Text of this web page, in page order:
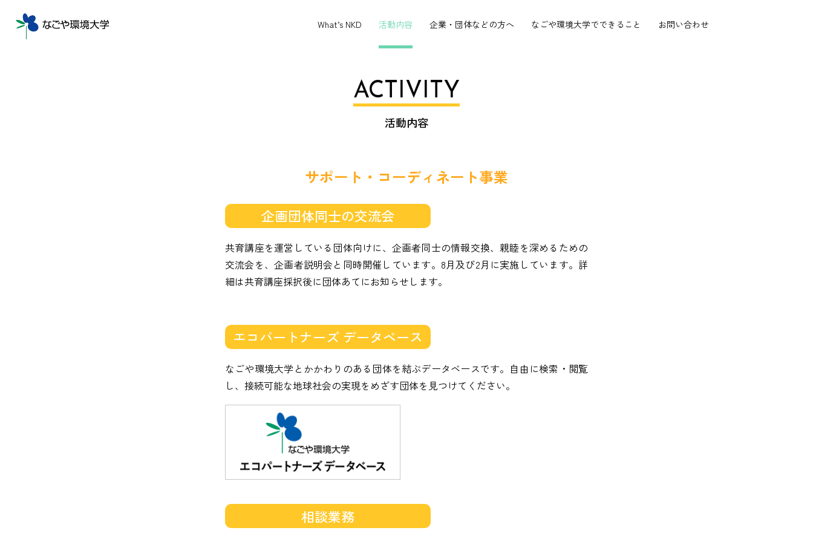
What’s NKD 活動内容 企業・団体などの方へ なごや環境大学でできること お問い合わせ
ACTIVITY
活動内容
サポート・コーディネート事業
企画団体同士の交流会
共育講座を運営している団体向けに、企画者同士の情報交換、親睦を深めるための
交流会を、企画者説明会と同時開催しています。8月及び2月に実施しています。詳
細は共育講座採択後に団体あてにお知らせします。
エコパートナーズ データベース
なごや環境大学とかかわりのある団体を結ぶデータベースです。自由に検索・閲覧
し、接続可能な地球社会の実現をめざす団体を見つけてください。
相談業務